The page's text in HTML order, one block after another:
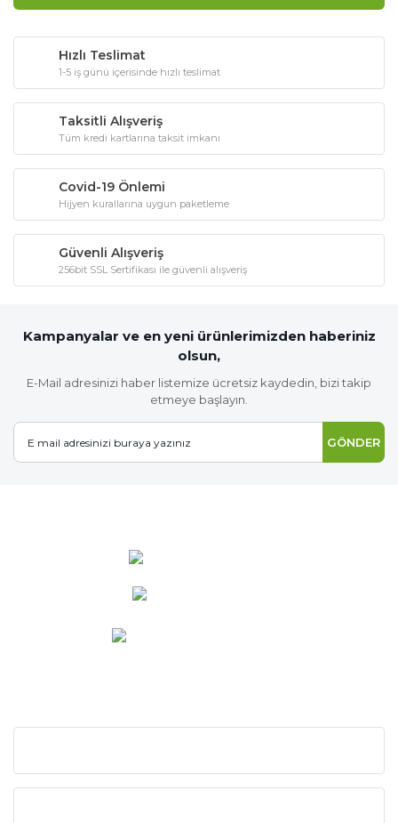
Hızlı Teslimat
1-5 iş günü içerisinde hızlı teslimat
Taksitli Alışveriş
Tüm kredi kartlarına taksit imkanı
Covid-19 Önlemi
Hijyen kurallarına uygun paketleme
Güvenli Alışveriş
256bit SSL Sertifikası ile güvenli alışveriş
Kampanyalar ve en yeni ürünlerimizden haberiniz
olsun,
E-Mail adresinizi haber listemize ücretsiz kaydedin, bizi takip
etmeye başlayın.
GÖNDER